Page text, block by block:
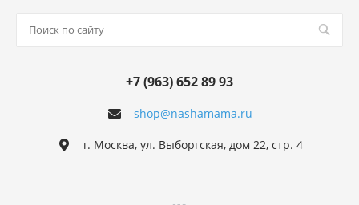
shop@nashamama.ru
+7 (963) 652 89 93
г. Москва, ул. Выборгская, дом 22, стр. 4